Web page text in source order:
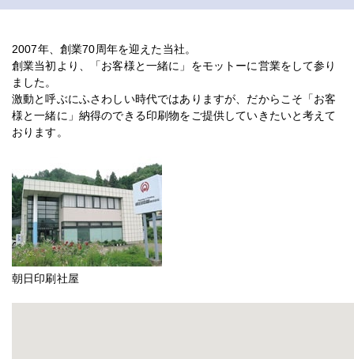
2007年、創業70周年を迎えた当社。
創業当初より、「お客様と一緒に」をモットーに営業をして参り
ました。
激動と呼ぶにふさわしい時代ではありますが、だからこそ「お客
様と一緒に」納得のできる印刷物をご提供していきたいと考えて
おります。
朝日印刷社屋